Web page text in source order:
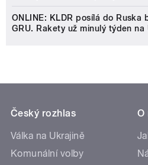
ONLINE: KLDR posílá do Ruska
GRU. Rakety už minulý týden na
Český rozhlas
Válka na Ukrajině
Komunální volby
O